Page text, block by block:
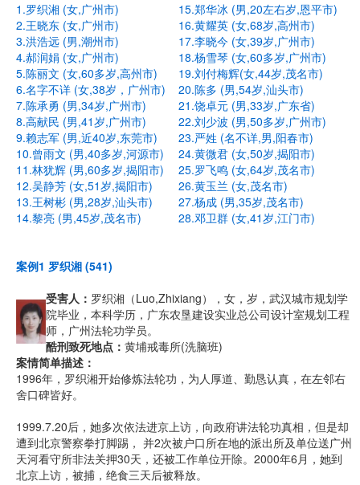
1.罗织湘 (女,广州市)
15.郑华冰 (男,20左右岁,恩平市)
2.王晓东 (女,广州市)
16.黄耀英 (女,68岁,高州市)
3.洪浩远 (男,潮州市)
17.李晓今 (女,39岁,广州市)
4.郝润娟 (女,广州市)
18.杨雪琴 (女,60多岁,广州市)
5.陈丽文 (女,60多岁,高州市)
19.刘付梅辉(女,44岁,茂名市)
6.名字不详 (女,38岁，广州市)
20.陈多 (男,54岁,汕头市)
7.陈承勇 (男,34岁,广州市)
21.饶卓元 (男,33岁,广东省)
8.高献民 (男,41岁,广州市)
22.刘少波 (男,50多岁,广州市)
9.赖志军 (男,近40岁,东莞市)
23.严姓 (名不详,男,阳春市)
10.曾雨文 (男,40多岁,河源市)
24.黄微君 (女,50岁,揭阳市)
11.林犹辉 (男,60多岁,揭阳市)
25.罗飞鸣 (女,64岁,茂名市)
12.吴静芳 (女,51岁,揭阳市)
26.黄玉兰 (女,茂名市)
13.王树彬 (男,28岁,汕头市)
27.杨成 (男,35岁,茂名市)
14.黎亮 (男,45岁,茂名市)
28.邓卫群 (女,41岁,江门市)
案例1 罗织湘 (541)
受害人： 罗织湘（Luo,Zhixiang），女，岁，武汉城市规划学
院毕业，本科学历，广东农垦建设实业总公司设计室规划工程
师，广州法轮功学员。
酷刑致死地点： 黄埔戒毒所(洗脑班)
案情简单描述：
1996年，罗织湘开始修炼法轮功，为人厚道、勤恳认真，在左邻右
舍口碑皆好。
1999.7.20后，她多次依法进京上访，向政府讲法轮功真相，但是却
遭到北京警察拳打脚踢， 并2次被户口所在地的派出所及单位送广州
天河看守所非法关押30天，还被工作单位开除。2000年6月，她到
北京上访，被捕，绝食三天后被释放。